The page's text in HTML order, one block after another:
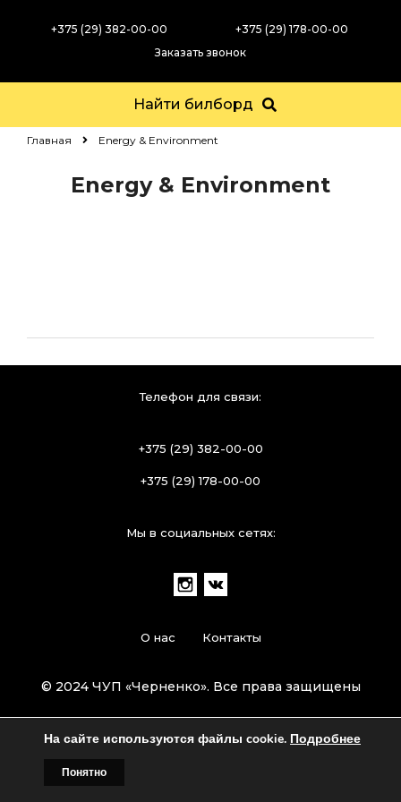
+375 (29) 382-00-00
+375 (29) 178-00-00
Заказать звонок
Найти билборд
Главная Energy & Environment
Energy & Environment
Телефон для связи:
+375 (29) 382-00-00
+375 (29) 178-00-00
Мы в социальных сетях:
О нас Контакты
© 2024 ЧУП «Черненко». Все права защищены
На сайте используются файлы cookie. Подробнее
Понятно